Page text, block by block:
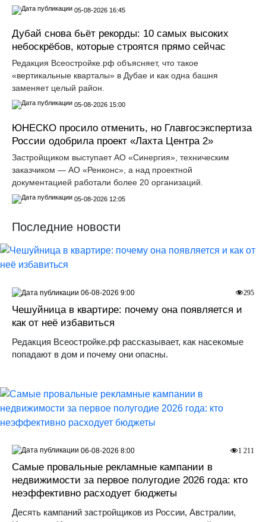
05-08-2026 16:45
Дубай снова бьёт рекорды: 10 самых высоких
небоскрёбов, которые строятся прямо сейчас
Редакция Всеостройке.рф объясняет, что такое
«вертикальные кварталы» в Дубае и как одна башня
заменяет целый район.
05-08-2026 15:00
ЮНЕСКО просило отменить, но Главгосэкспертиза
России одобрила проект «Лахта Центра 2»
Застройщиком выступает АО «Синергия», техническим
заказчиком — АО «Ренконс», а над проектной
документацией работали более 20 организаций.
05-08-2026 12:05
Последние новости
Чешуйница в квартире: почему она появляется и
как от неё избавиться
Редакция Всеостройке.рф рассказывает, как насекомые
попадают в дом и почему они опасны.
295
06-08-2026 9:00
Самые провальные рекламные кампании в
недвижимости за первое полугодие 2026 года: кто
неэффективно расходует бюджеты
Десять кампаний застройщиков из России, Австралии,
1 211
06-08-2026 8:00